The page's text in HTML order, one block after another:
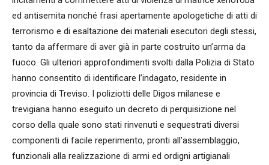
ed antisemita nonché frasi apertamente apologetiche di atti di
terrorismo e di esaltazione dei materiali esecutori degli stessi,
tanto da affermare di aver già in parte costruito un’arma da
fuoco. Gli ulteriori approfondimenti svolti dalla Polizia di Stato
hanno consentito di identificare l’indagato, residente in
provincia di Treviso. I poliziotti delle Digos milanese e
trevigiana hanno eseguito un decreto di perquisizione nel
corso della quale sono stati rinvenuti e sequestrati diversi
componenti di facile reperimento, pronti all’assemblaggio,
funzionali alla realizzazione di armi ed ordigni artigianali